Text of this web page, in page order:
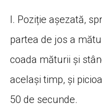
I. Poziție așezată,
partea de jos a
coada măturii și
același timp, și
50 de secunde.